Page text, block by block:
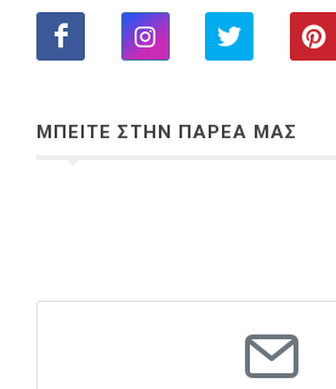
ΜΠΕΙΤΕ ΣΤΗΝ ΠΑΡΕΑ ΜΑΣ